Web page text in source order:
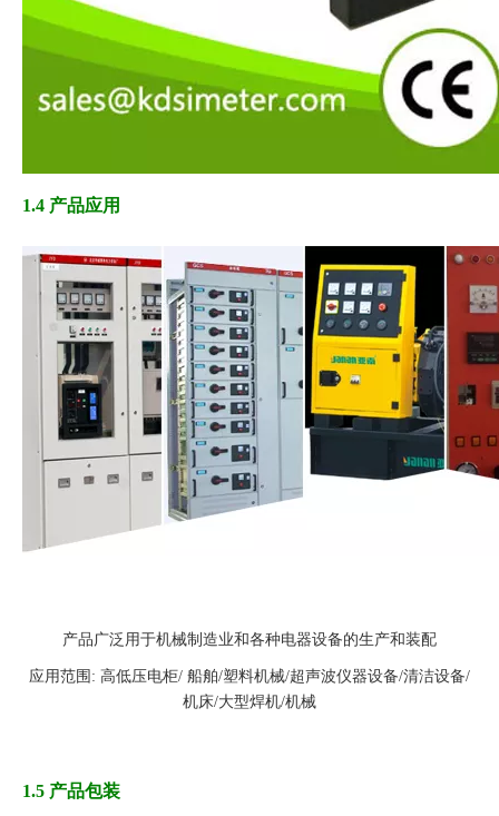
1.4 产品应用
产品广泛用于机械制造业和各种电器设备的生产和装配
应用范围: 高低压电柜/ 船舶/塑料机械/超声波仪器设备/清洁设备/
机床/大型焊机/机械
1.5 产品包装